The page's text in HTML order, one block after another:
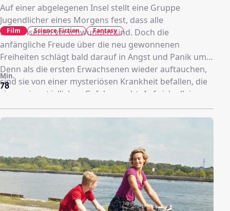
Auf einer abgelegenen Insel stellt eine Gruppe
Jugendlicher eines Morgens fest, dass alle
Erwachsenen verschwunden sind. Doch die
anfängliche Freude über die neu gewonnenen
Freiheiten schlägt bald darauf in Angst und Panik um.
Denn als die ersten Erwachsenen wieder auftauchen,
sind sie von einer mysteriösen Krankheit befallen, die
sie zu einer tödlichen Gefahr macht. Auf sich allein
gestellt, versuchen die Jugendlichen, dem Grauen zu
entkommen - nicht wissend, wie lange jeder von ihnen
78
Min.
Film Science Fiction Fantasy